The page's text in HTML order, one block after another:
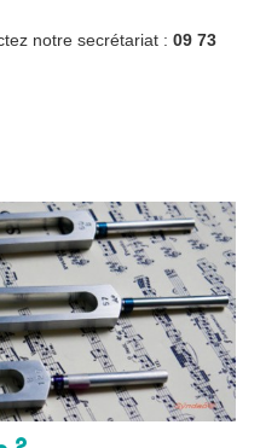
notre secrétariat : 09 73